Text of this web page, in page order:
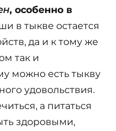
, особенно в
в тыкве остается
да и к тому же
так и
можно есть тыкву
удовольствия.
а питаться
здоровыми,